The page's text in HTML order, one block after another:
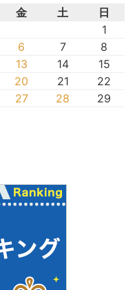
金 土
日
1
6 7
8
13 14
15
20 21
22
27 28
29